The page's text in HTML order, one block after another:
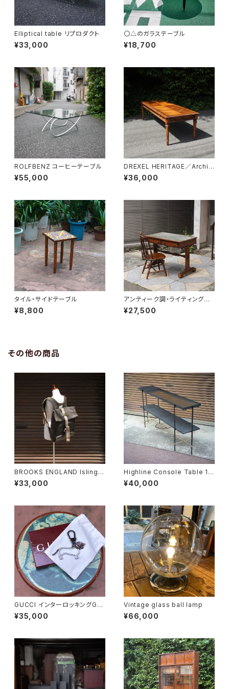
Elliptical table リプロダクト
¥33,000
〇△のガラステーブル
¥18,700
ROLFBENZ コーヒーテーブル
¥55,000
DREXEL HERITAGE／Archit
ectual Low Table
¥36,000
タイル・サイドテーブル
¥8,800
アンティーク調・ライティングデ
スク
¥27,500
その他の商品
BROOKS ENGLAND Islingto
n Rucksack
¥33,000
Highline Console Table 18
0
¥40,000
GUCCI インターロッキングGド
ッグ キーホルダー
¥35,000
Vintage glass ball lamp
¥66,000